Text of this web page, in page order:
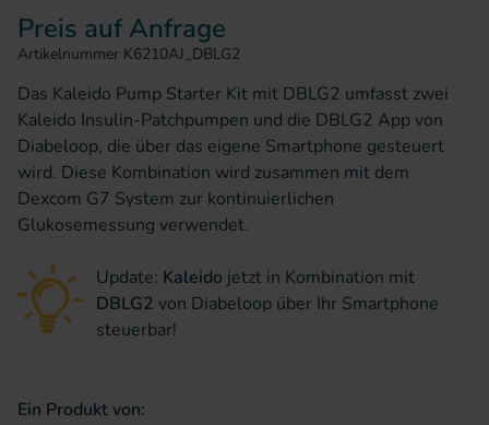
Preis auf Anfrage
Artikelnummer K6210AJ_DBLG2
Das Kaleido Pump Starter Kit mit DBLG2 umfasst zwei
Kaleido Insulin-Patchpumpen und die DBLG2 App von
Diabeloop, die über das eigene Smartphone gesteuert
wird. Diese Kombination wird zusammen mit dem
Dexcom G7 System zur kontinuierlichen
Glukosemessung verwendet.
Update: Kaleido jetzt in Kombination mit
DBLG2 von Diabeloop über Ihr Smartphone
steuerbar!
Ein Produkt von: